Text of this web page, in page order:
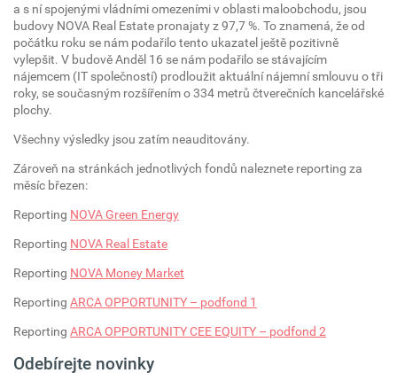
a s ní spojenými vládními omezeními v oblasti maloobchodu, jsou
budovy NOVA Real Estate pronajaty z 97,7 %. To znamená, že od
počátku roku se nám podařilo tento ukazatel ještě pozitivně
vylepšit. V budově Anděl 16 se nám podařilo se stávajícím
nájemcem (IT společností) prodloužit aktuální nájemní smlouvu o tři
roky, se současným rozšířením o 334 metrů čtverečních kancelářské
plochy.
Všechny výsledky jsou zatím neauditovány.
Zároveň na stránkách jednotlivých fondů naleznete reporting za
měsíc březen:
Reporting NOVA Green Energy
Reporting NOVA Real Estate
Reporting NOVA Money Market
Reporting ARCA OPPORTUNITY – podfond 1
Reporting ARCA OPPORTUNITY CEE EQUITY – podfond 2
Odebírejte novinky